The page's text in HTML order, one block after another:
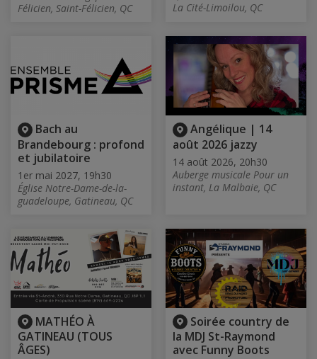
Félicien, Saint-Félicien, QC
La Cité-Limoilou, QC
Bach au
Brandebourg : profond
et jubilatoire
1er mai 2027, 19h30
Église Notre-Dame-de-la-
guadeloupe, Gatineau, QC
Angélique | 14
août 2026 jazzy
14 août 2026, 20h30
Auberge musicale Pour un
instant, La Malbaie, QC
MATHÉO À
GATINEAU (TOUS
ÂGES)
Soirée country de
la MDJ St-Raymond
avec Funny Boots